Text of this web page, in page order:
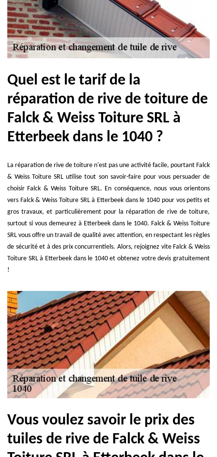
Quel est le tarif de la
réparation de rive de toiture de
Falck & Weiss Toiture SRL à
Etterbeek dans le 1040 ?
La réparation de rive de toiture n'est pas une activité facile, pourtant Falck
& Weiss Toiture SRL utilise tout son savoir-faire pour vous persuader de
choisir Falck & Weiss Toiture SRL. En conséquence, nous vous orientons
vers Falck & Weiss Toiture SRL à Etterbeek dans le 1040 pour vos petits et
gros travaux, et particulièrement pour la réparation de rive de toiture,
surtout si vous demeurez à Etterbeek dans le 1040. Falck & Weiss Toiture
SRL vous offre un travail de qualité avec attention, en respectant les règles
de sécurité et à des prix concurrentiels. Alors, rejoignez vite Falck & Weiss
Toiture SRL à Etterbeek dans le 1040 et obtenez votre devis gratuitement
!
Vous voulez savoir le prix des
tuiles de rive de Falck & Weiss